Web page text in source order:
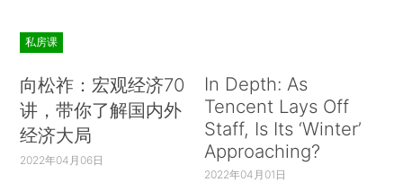
私房课
向松祚：宏观经济70
讲，带你了解国内外
经济大局
2022年04月06日
In Depth: As
Tencent Lays Off
Staff, Is Its ‘Winter’
Approaching?
2022年04月01日